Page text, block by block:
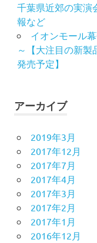
千葉県近郊の実演
報など
イオンモール
～【大注目の新
発売予定】
アーカイブ
2019年3月
2017年12月
2017年7月
2017年4月
2017年3月
2017年2月
2017年1月
2016年12月